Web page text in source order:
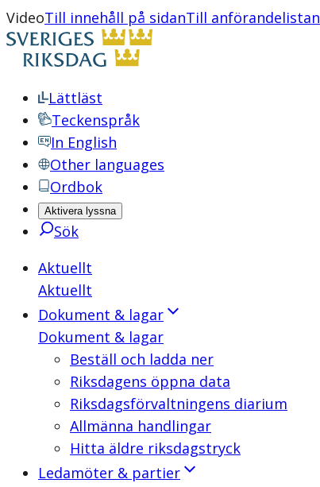
VideoTill innehåll på sidanTill anförandelistan
Lättläst
Teckenspråk
In English
Other languages
Ordbok
Aktivera lyssna
Sök
Aktuellt
Aktuellt
Dokument & lagar
Dokument & lagar
Beställ och ladda ner
Riksdagens öppna data
Riksdagsförvaltningens diarium
Allmänna handlingar
Hitta äldre riksdagstryck
Ledamöter & partier